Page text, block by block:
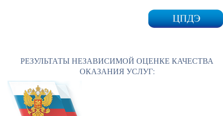
РЕЗУЛЬТАТЫ НЕЗАВИСИМОЙ ОЦЕНКЕ КАЧЕСТВА
ОКАЗАНИЯ УСЛУГ: